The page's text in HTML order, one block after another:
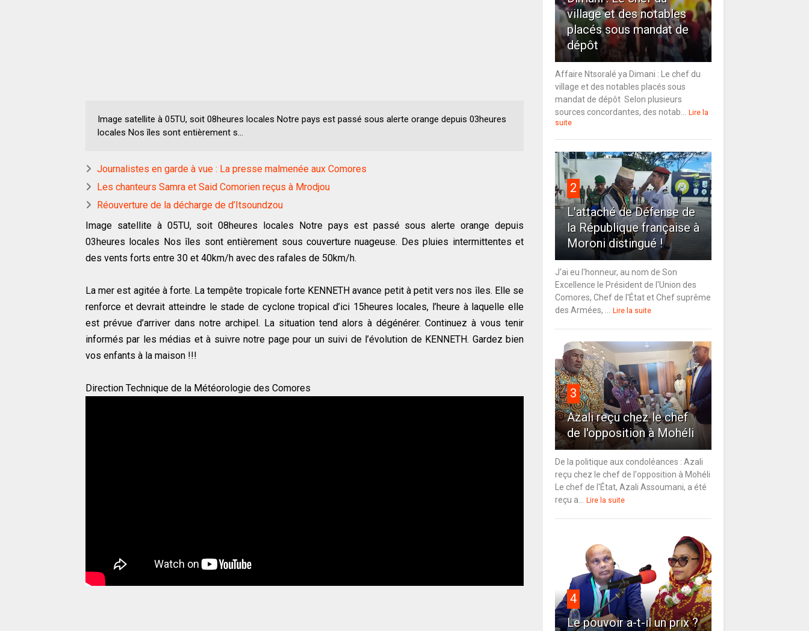
Image satellite à 05TU, soit 08heures locales Notre pays est passé sous alerte orange depuis 03heures
locales Nos îles sont entièrement s...
Journalistes en garde à vue : La presse malmenée aux Comores
Les chanteurs Samra et Said Comorien reçus à Mrodjou
Réouverture de la décharge de d’Itsoundzou
Image satellite à 05TU, soit 08heures locales Notre pays est passé sous alerte orange depuis
03heures locales Nos îles sont entièrement sous couverture nuageuse. Des pluies intermittentes et
des vents forts entre 30 et 40km/h avec des rafales de 50km/h.
La mer est agitée à forte. La tempête tropicale forte KENNETH avance petit à petit vers nos îles. Elle se
renforce et devrait atteindre le stade de cyclone tropical d’ici 15heures locales, l’heure à laquelle elle
est prévue d’arriver dans notre archipel. La situation tend alors à dégénérer. Continuez à vous tenir
informés par les médias et à suivre notre page pour un suivi de l’évolution de KENNETH. Gardez bien
vos enfants à la maison !!!
Direction Technique de la Météorologie des Comores
village et des notables
placés sous mandat de
dépôt
Affaire Ntsoralé ya Dimani : Le chef du
village et des notables placés sous
mandat de dépôt Selon plusieurs
sources concordantes, des notab...
Lire la
suite
2
L'attaché de Défense de
la République française à
Moroni distingué !
J'ai eu l'honneur, au nom de Son
Excellence le Président de l'Union des
Comores, Chef de l'État et Chef suprême
des Armées, ...
Lire la suite
3
Azali reçu chez le chef
de l'opposition à Mohéli
De la politique aux condoléances : Azali
reçu chez le chef de l'opposition à Mohéli
Le chef de l'État, Azali Assoumani, a été
reçu a...
Lire la suite
4
Le pouvoir a-t-il un prix ?